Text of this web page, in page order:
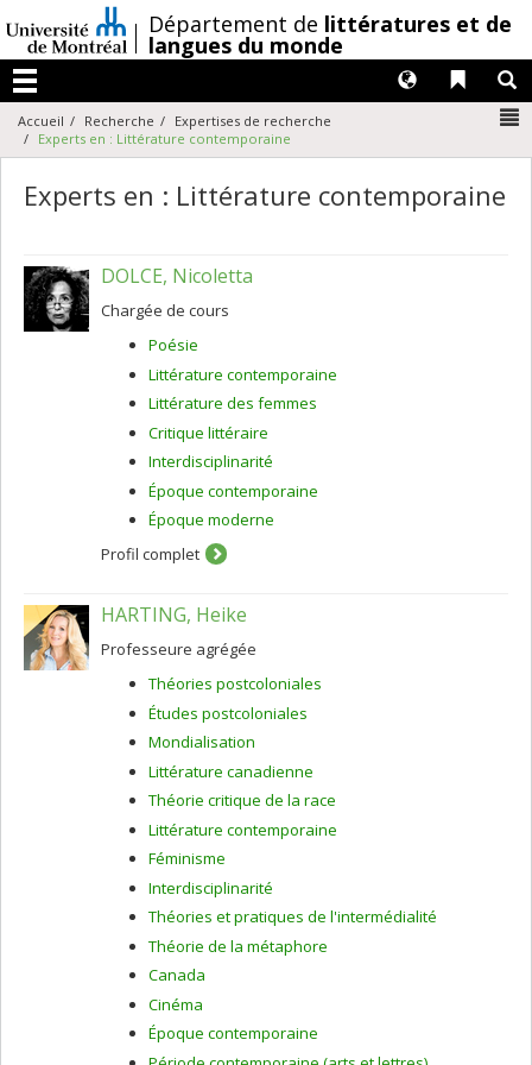
au
contenu
/Département de littératures et de
langues du monde
Menu
Liens
Langues
Accueil Recherche
Expertises de recherche
Experts en : Littérature contemporaine
Experts en : Littérature contemporaine
DOLCE, Nicoletta
Chargée de cours
Poésie
Littérature contemporaine
Littérature des femmes
Critique littéraire
Interdisciplinarité
Époque contemporaine
Époque moderne
Profil complet
HARTING, Heike
Professeure agrégée
Théories postcoloniales
Études postcoloniales
Mondialisation
Littérature canadienne
Théorie critique de la race
Littérature contemporaine
Féminisme
Interdisciplinarité
Théories et pratiques de l'intermédialité
Théorie de la métaphore
Canada
Cinéma
Époque contemporaine